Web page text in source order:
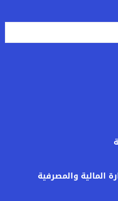
المالية والمصرفية